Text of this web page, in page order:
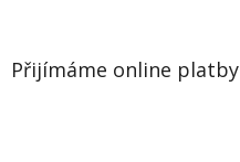
Přijímáme online platby